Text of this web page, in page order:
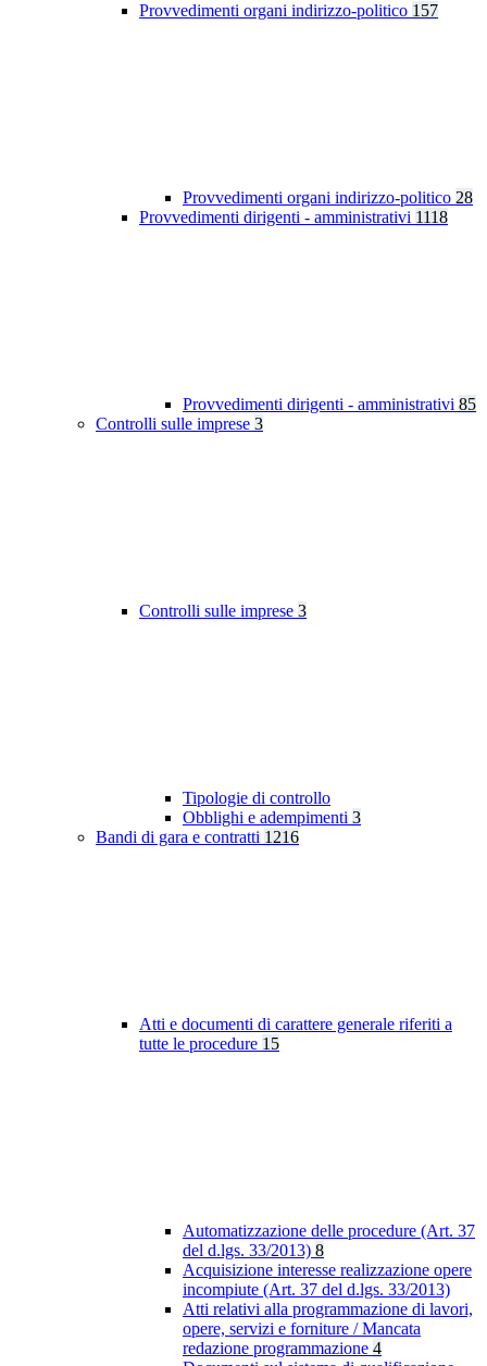
Provvedimenti organi indirizzo-politico 157
Provvedimenti organi indirizzo-politico 28
Provvedimenti dirigenti - amministrativi 1118
Provvedimenti dirigenti - amministrativi 85
Controlli sulle imprese 3
Controlli sulle imprese 3
Tipologie di controllo
Obblighi e adempimenti 3
Bandi di gara e contratti 1216
Atti e documenti di carattere generale riferiti a
tutte le procedure 15
Automatizzazione delle procedure (Art. 37
del d.lgs. 33/2013) 8
Acquisizione interesse realizzazione opere
incompiute (Art. 37 del d.lgs. 33/2013)
Atti relativi alla programmazione di lavori,
opere, servizi e forniture / Mancata
redazione programmazione 4